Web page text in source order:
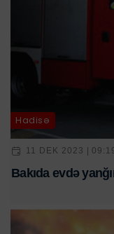
Hadisə
11 DEK 2023 |
Bakıda evdə